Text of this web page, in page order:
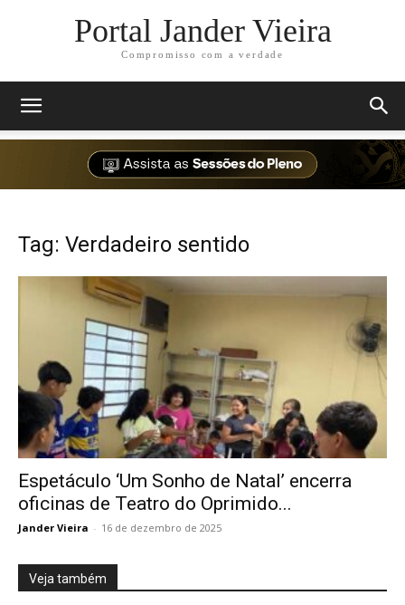
Portal Jander Vieira
Compromisso com a verdade
Tag: Verdadeiro sentido
Espetáculo ‘Um Sonho de Natal’ encerra
oficinas de Teatro do Oprimido...
Jander Vieira - 16 de dezembro de 2025
Veja também